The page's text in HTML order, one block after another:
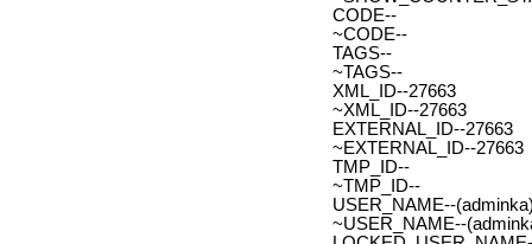
CODE--
~CODE--
TAGS--
~TAGS--
XML_ID--27663
~XML_ID--27663
EXTERNAL_ID--27663
~EXTERNAL_ID--27663
TMP_ID--
~TMP_ID--
USER_NAME--
~USER_NAME--